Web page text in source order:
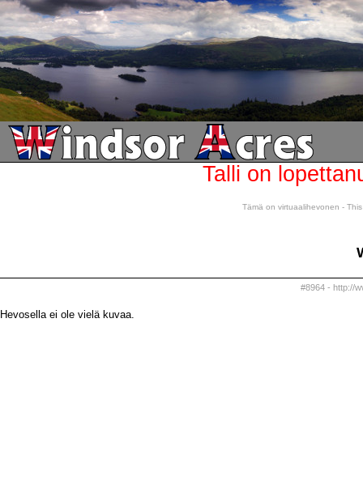
Talli on
Tämä on virtuaalihevonen -
#8964 - http://
Hevosella ei ole vielä kuvaa.